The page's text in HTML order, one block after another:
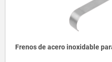
Frenos de acero inoxidable